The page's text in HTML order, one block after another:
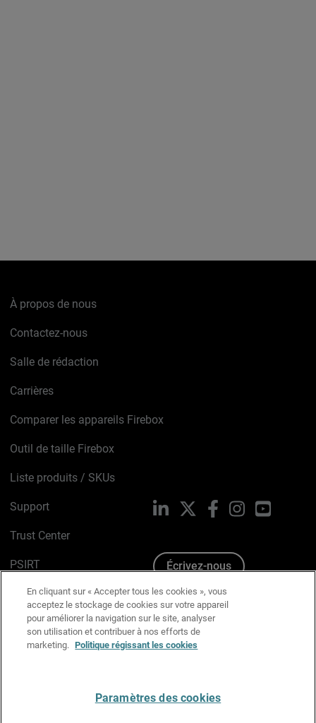
À propos de nous
Contactez-nous
Salle de rédaction
Carrières
Comparer les appareils Firebox
Outil de taille Firebox
Liste produits / SKUs
Support
Trust Center
PSIRT
Avis sur les cookies
Politique de confidentialité
Charte Graphique
LinkedIn FacebookInstagramYouTube
Écrivez-nous
En cliquant sur « Accepter tous les cookies », vous
acceptez le stockage de cookies sur votre appareil
pour améliorer la navigation sur le site, analyser
son utilisation et contribuer à nos efforts de
marketing. Politique régissant les cookies
Paramètres des cookies